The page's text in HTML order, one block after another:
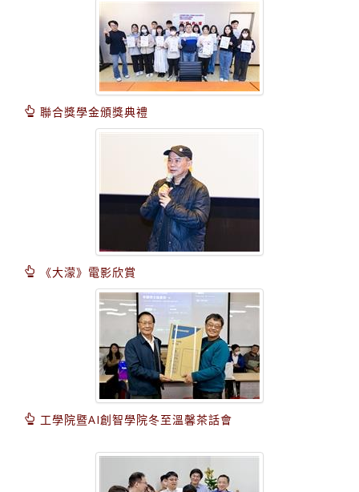
聯合獎學金頒獎典禮
《大濛》電影欣賞
工學院暨AI創智學院冬至溫馨茶話會